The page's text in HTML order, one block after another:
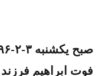
فوت ابراهیم